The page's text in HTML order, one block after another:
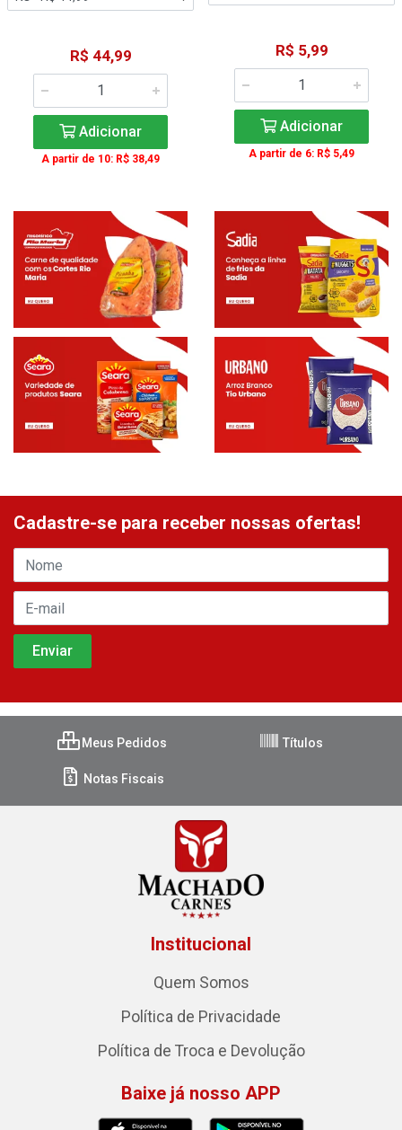
R$ 44,99
Adicionar
A partir de 10: R$ 38,49
R$ 5,99
Adicionar
A partir de 6: R$ 5,49
Cadastre-se para receber nossas ofertas!
Meus Pedidos Títulos
Notas Fiscais
Institucional
Quem Somos
Política de Privacidade
Política de Troca e Devolução
Baixe já nosso APP